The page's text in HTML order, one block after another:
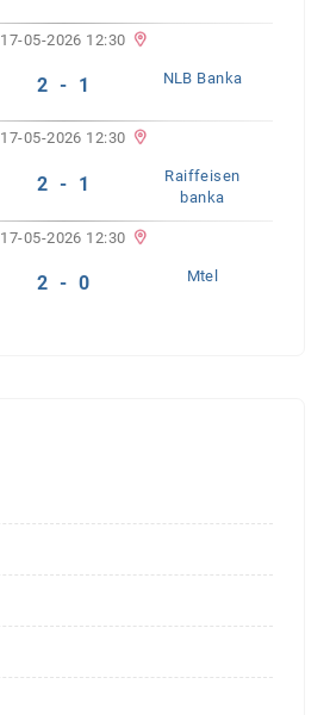
17-05-2026 12:30
2 - 1 NLB Banka
17-05-2026 12:30
2 - 1
Raiffeisen
banka
17-05-2026 12:30
2 - 0 Mtel